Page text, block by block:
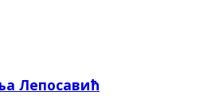
Лепосавић